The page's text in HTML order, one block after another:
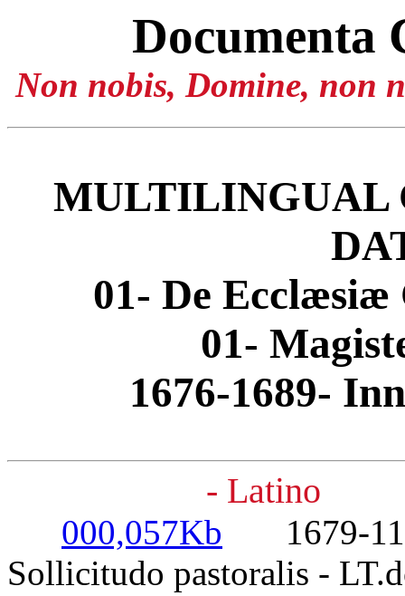
Documenta
Non nobis, Domine, non
MULTILINGUAL
01- De
01-
1676-1689-
- Latino
000,057Kb 1679-11-
Sollicitudo pastoralis -